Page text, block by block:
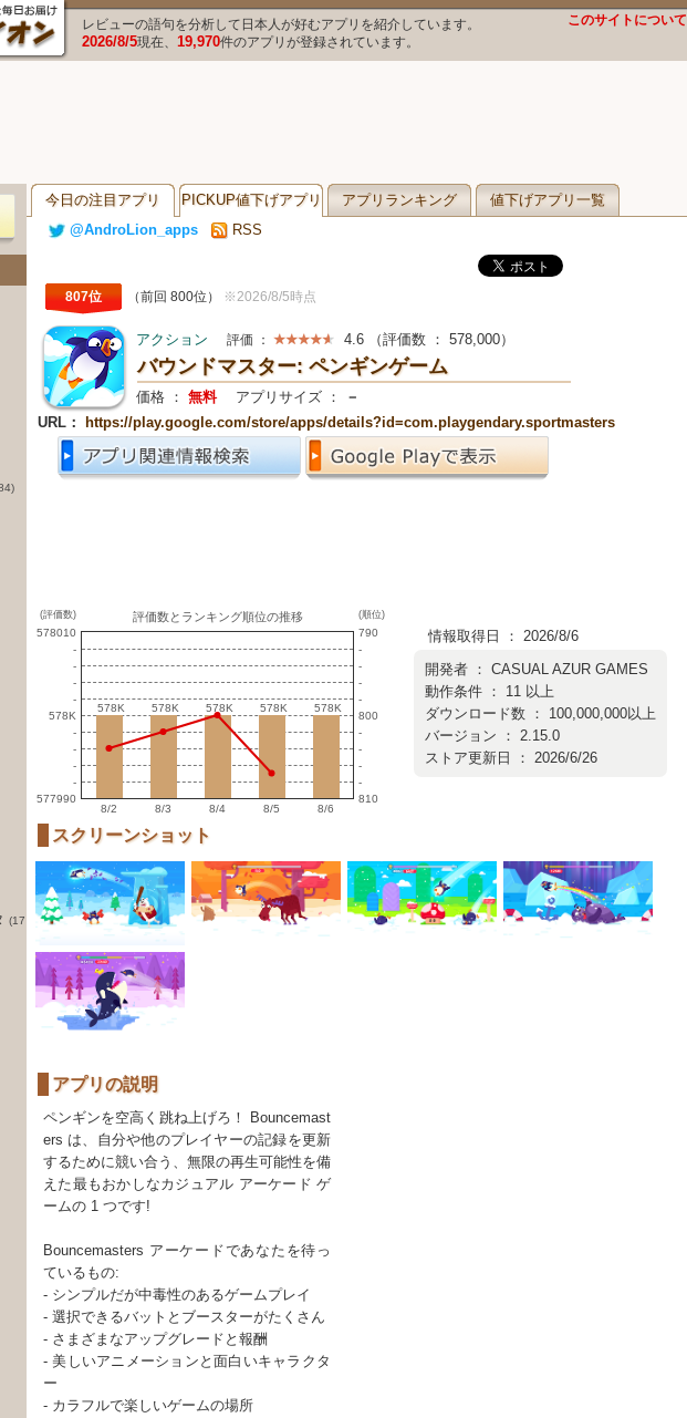
レビューの語句を分析して日本人が好むアプリを紹介しています。
2026/8/5現在、 19,970件のアプリが登録されています。
このサイトについて
今日の注目アプリ PICKUP値下げアプリ アプリランキング
値下げアプリ一覧
@AndroLion_apps
RSS
(17
807位 （前回 800位） ※2026/8/5時点
アクション 評価 ： 4.6 （評価数 ： 578,000）
バウンドマスター: ペンギンゲーム
価格 ： 無料 アプリサイズ ：
－
URL：
https://play.google.com/store/apps/details?id=com.playgendary.sportmasters
(評価数)
578010
-
-
-
-
578K
-
-
-
-
577990
評価数とランキング順位の推移
578K
578K 578K
578K 578K
578K 578K
578K 578K
578K
8/2 8/3 8/4 8/5 8/6
(順位)
790
-
-
-
-
800
-
-
-
-
810
情報取得日 ： 2026/8/6
開発者 ： CASUAL AZUR GAMES
動作条件 ： 11 以上
ダウンロード数 ： 100,000,000以上
バージョン ： 2.15.0
ストア更新日 ： 2026/6/26
スクリーンショット
アプリの説明
ペンギンを空高く跳ね上げろ！ Bouncemast
ers は、自分や他のプレイヤーの記録を更新
するために競い合う、無限の再生可能性を備
えた最もおかしなカジュアル アーケード ゲ
ームの 1 つです!
Bouncemasters アーケードであなたを待っ
ているもの:
- シンプルだが中毒性のあるゲームプレイ
- 選択できるバットとブースターがたくさん
- さまざまなアップグレードと報酬
- 美しいアニメーションと面白いキャラクタ
ー
- カラフルで楽しいゲームの場所